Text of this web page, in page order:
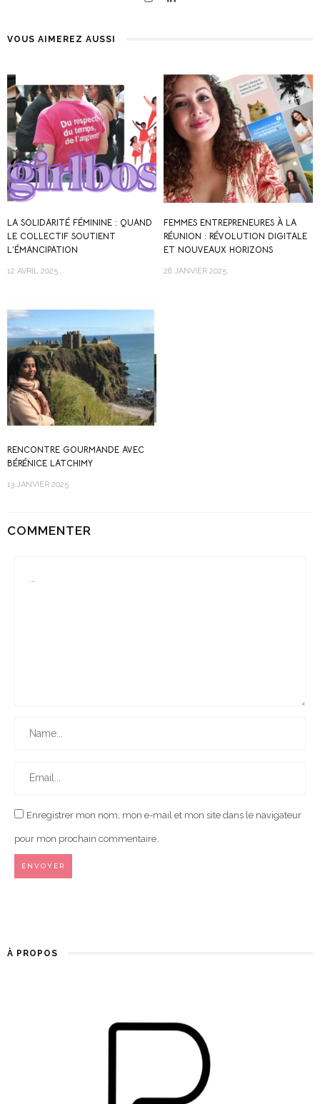
VOUS AIMEREZ AUSSI
LA SOLIDARITÉ FÉMININE : QUAND
LE COLLECTIF SOUTIENT
L’ÉMANCIPATION
12 AVRIL 2025
FEMMES ENTREPRENEURES À LA
RÉUNION : RÉVOLUTION DIGITALE
ET NOUVEAUX HORIZONS
28 JANVIER 2025
RENCONTRE GOURMANDE AVEC
BÉRÉNICE LATCHIMY
13 JANVIER 2025
COMMENTER
Enregistrer mon nom, mon e-mail et mon site dans le navigateur
pour mon prochain commentaire.
À PROPOS